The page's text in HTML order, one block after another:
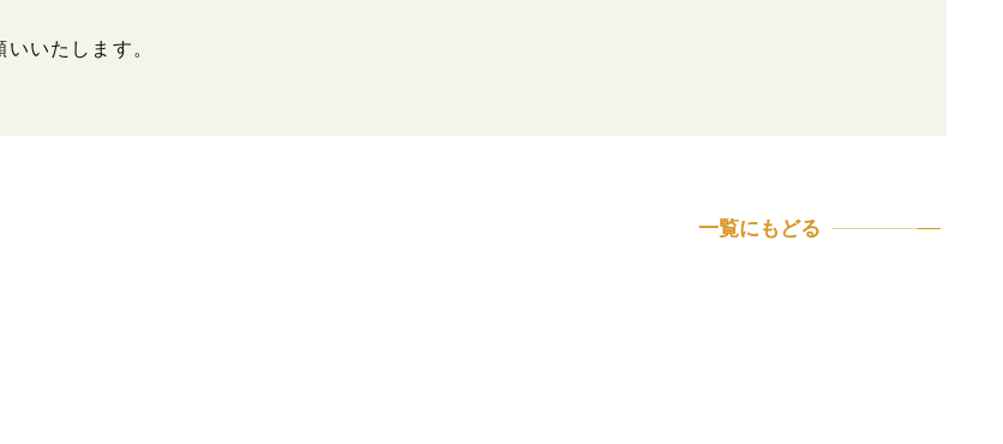
いたします。
一覧にもどる